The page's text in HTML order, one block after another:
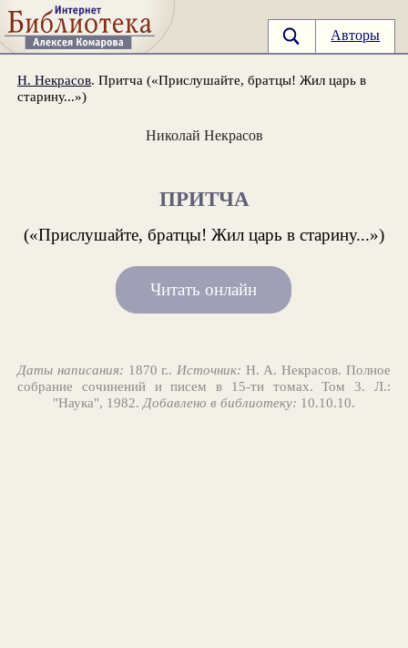
Авторы
Н. Некрасов. Притча («Прислушайте, братцы! Жил царь в
старину...»)
Николай Некрасов
ПРИТЧА
(«Прислушайте, братцы! Жил царь в старину...»)
Читать онлайн
Даты написания: 1870 г.. Источник: Н. А. Некрасов. Полное
собрание сочинений и писем в 15-ти томах. Том 3. Л.:
"Наука", 1982. Добавлено в библиотеку: 10.10.10.